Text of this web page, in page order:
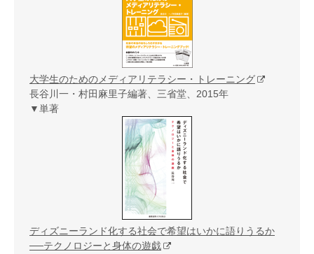
大学生のためのメディアリテラシー・トレーニング
長谷川一・村田麻里子編著、三省堂、2015年
▼単著
ディズニーランド化する社会で希望はいかに語りうるか
──テクノロジーと身体の遊戯